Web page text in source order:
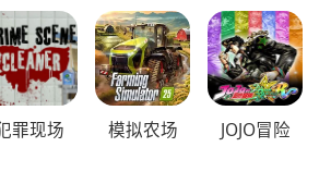
罪现场 模拟农场 JOJO冒险